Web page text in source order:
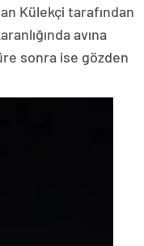
Külekçi tarafından
avına
sonra ise gözden